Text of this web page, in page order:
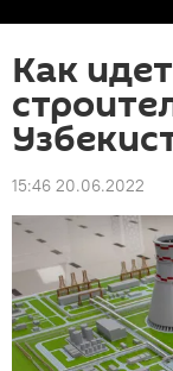
Как
15:46 20.06.2022